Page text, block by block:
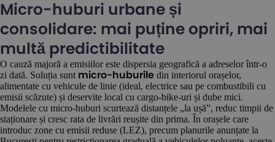
Micro-huburi urbane și
consolidare: mai puține opriri, mai
multă predictibilitate
O cauză majoră a emisiilor este dispersia geografică a adreselor într-o
zi dată. Soluția sunt micro-huburile din interiorul orașelor,
alimentate cu vehicule de linie (ideal, electrice sau pe combustibili cu
emisii scăzute) și deservite local cu cargo-bike-uri și dube mici.
Modelele cu micro-huburi scurtează distanțele „la ușă”, reduc timpii de
staționare și cresc rata de livrări reușite din prima. În orașele care
introduc zone cu emisii reduse (LEZ), precum planurile anunțate la